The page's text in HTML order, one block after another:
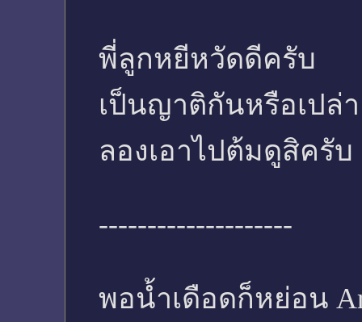
พี่ลูกหยีหวัดดีครับ
เป็นญาติกันหรือเปล่
ลองเอาไปต้มดูสิครับ
--------------------
พอน้ำเดือดก็หย่อน